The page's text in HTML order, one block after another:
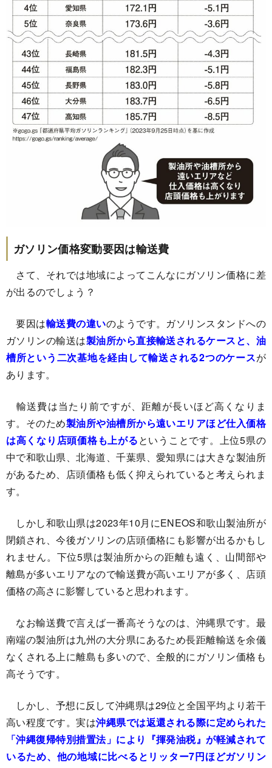
ガソリン価格変動要因は輸送費
さて、それでは地域によってこんなにガソリン価格に差
が出るのでしょう？
要因は輸送費の違いのようです。ガソリンスタンドへの
ガソリンの輸送は製油所から直接輸送されるケースと、油
槽所という二次基地を経由して輸送される2つのケースが
あります。
輸送費は当たり前ですが、距離が長いほど高くなりま
す。そのため製油所や油槽所から遠いエリアほど仕入価格
は高くなり店頭価格も上がるということです。上位5県の
中で和歌山県、北海道、千葉県、愛知県には大きな製油所
があるため、店頭価格も低く抑えられていると考えられま
す。
しかし和歌山県は2023年10月にENEOS和歌山製油所が
閉鎖され、今後ガソリンの店頭価格にも影響が出るかもし
れません。下位5県は製油所からの距離も遠く、山間部や
離島が多いエリアなので輸送費が高いエリアが多く、店頭
価格の高さに影響していると思われます。
なお輸送費で言えば一番高そうなのは、沖縄県です。最
南端の製油所は九州の大分県にあるため長距離輸送を余儀
なくされる上に離島も多いので、全般的にガソリン価格も
高そうです。
しかし、予想に反して沖縄県は29位と全国平均より若干
高い程度です。実は沖縄県では返還される際に定められた
「沖縄復帰特別措置法」により『揮発油税』が軽減されて
いるため、他の地域に比べるとリッター7円ほどガソリン